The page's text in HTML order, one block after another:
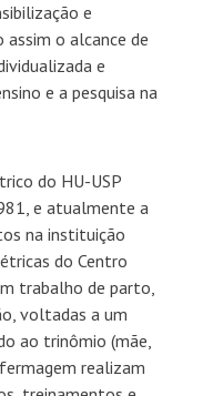
e
assim o alcance de
e
e a pesquisa na
do HU-USP
e atualmente a
na instituição
do Centro
trabalho de parto,
voltadas a um
ao trinômio (mãe,
realizam